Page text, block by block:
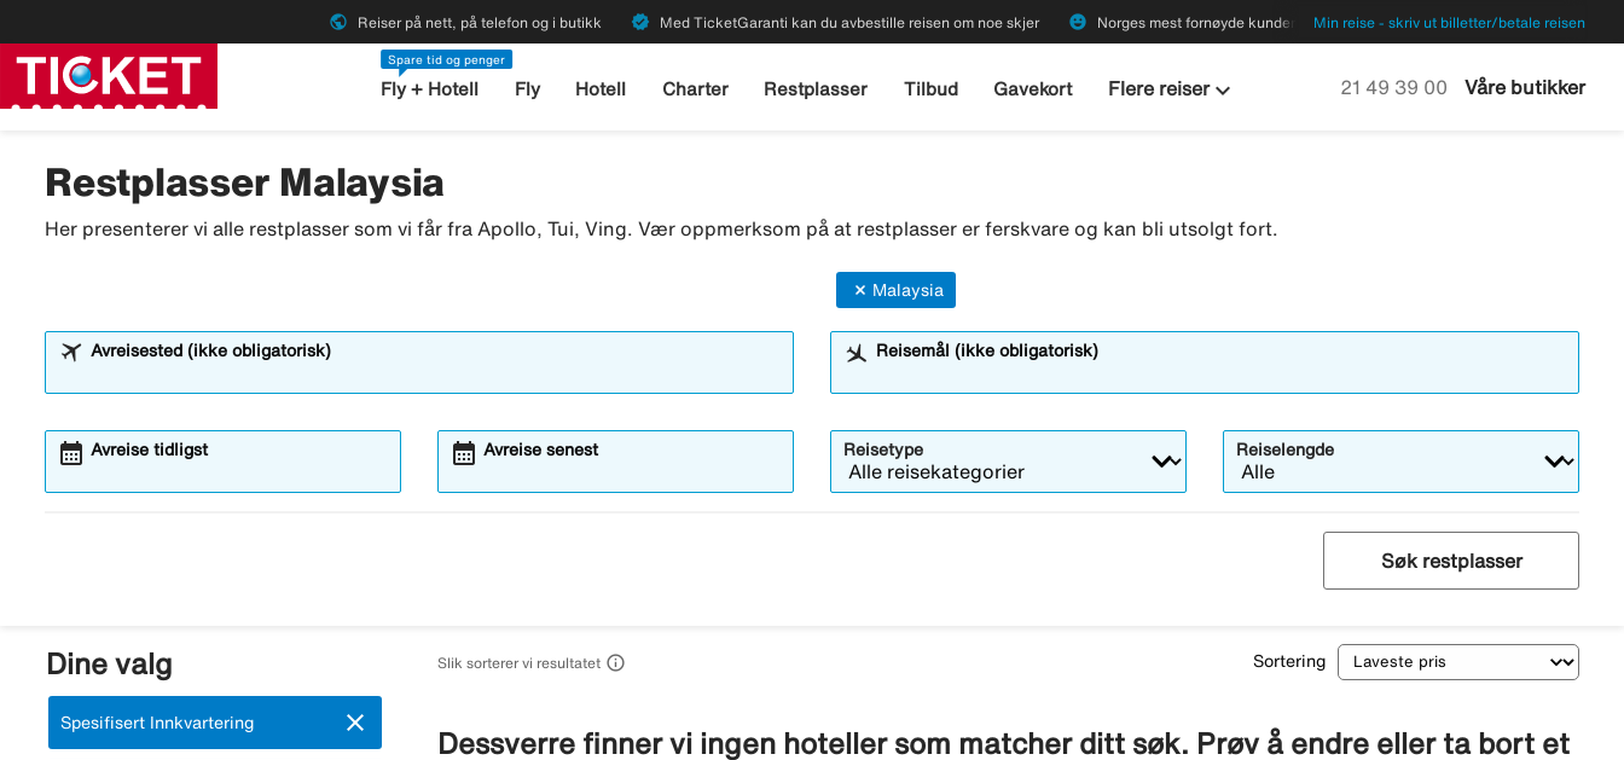
public Reiser på nett, på telefon og i butikk verified Med TicketGaranti kan du avbestille reisen om noe skjer emoji_emotions Norges mest fornøyde kunder Min reise - skriv ut billetter/betale reisen
Spare tid og penger
Fly + Hotell Fly Hotell Charter Restplasser Tilbud Gavekort Flere reiserkeyboard_arrow_down Ring oss på
21 49 39 00 Våre butikker
Restplasser Malaysia
Her presenterer vi alle restplasser som vi får fra Apollo, Tui, Ving. Vær oppmerksom på at restplasser er ferskvare og kan bli utsolgt fort.
Avreisested (ikke obligatorisk) Reisemål (ikke obligatorisk)
Malaysia
Avreise tidligst
calendar_month Avreise senest
calendar_month Reisetype Reiselengde
Søk restplasser
Dine valg
Fjern:
Spesifisert Innkvartering close
Slik sorterer vi resultatet  Sortering
Dessverre finner vi ingen hoteller som matcher ditt søk. Prøv å endre eller ta bort et